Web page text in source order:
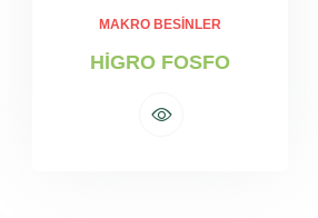
MAKRO BESINLER
HİGRO FOSFO